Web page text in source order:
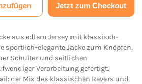
Jetzt zum Checkout
aus edlem Jersey mit klassisch-
sportlich-elegante Jacke zum Knöpfen,
Schulter und seitlichen
Verarbeitung gefertigt.
der Mix des klassischen Revers und